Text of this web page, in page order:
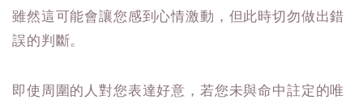
雖然這可能會讓您感到心情激動，但此時切勿做出錯
誤的判斷。
即使周圍的人對您表達好意，若您未與命中註定的唯